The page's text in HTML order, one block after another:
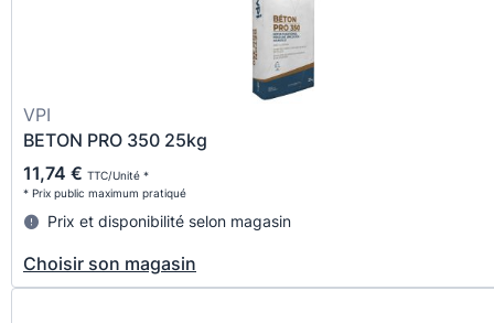
VPI
BETON PRO 350 25kg
11,74 € TTC/Unité *
* Prix public maximum pratiqué
Prix et disponibilité selon magasin
Choisir son magasin